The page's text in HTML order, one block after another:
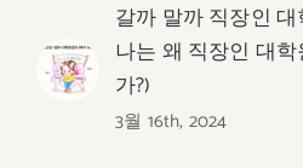
갈까 말까 직장인 대
나는 왜 직장인 대
가?)
3월 16th, 2024